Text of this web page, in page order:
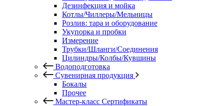
Дезинфекция и мойка
Котлы/Чиллеры/Мельницы
Розлив: тара и оборудование
Укупорка и пробки
Измерение
Трубки/Шланги/Соединения
Цилиндры/Колбы/Кувшины
Водоподготовка
Сувенирная продукция
Бокалы
Прочее
Мастер-класс Сертификаты